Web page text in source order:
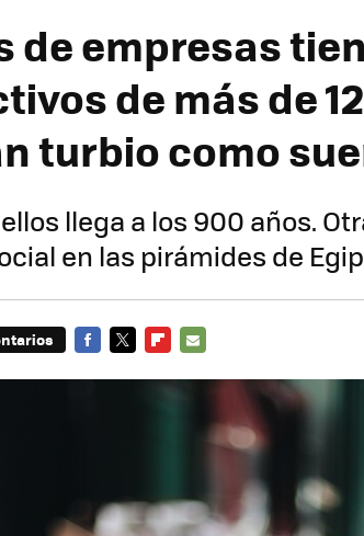
de empresas
de más de
turbio como
llega a los 900 años.
en las pirámides de